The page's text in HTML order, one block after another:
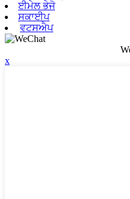
ਈਮੇਲ ਭੇਜੋ
ਸਕਾਈਪ
ਵਟਸਐਪ
x